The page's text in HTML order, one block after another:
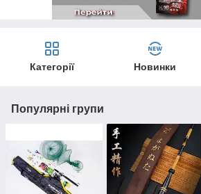
Категорії Новинки
Популярні групи